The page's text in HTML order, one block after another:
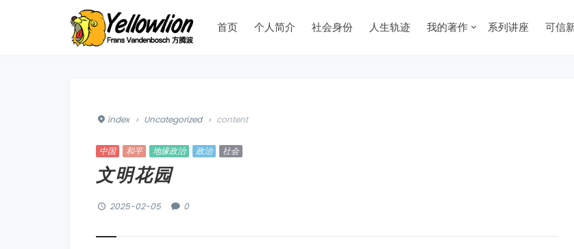
首页 个人简介 社会身份 人生轨迹 我的著作 系列讲座 可信
index › Uncategorized › content
中国 和平 地缘政治 政治 社会
文明花园
2025-02-05 0